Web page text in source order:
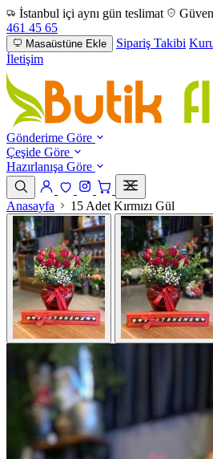
İstanbul içi aynı gün teslimat
461 45 65
Masaüstüne Ekle Sipariş Takibi
İletişim
Gönderime Göre
Çeşide Göre
Hazırlanışa Göre
Anasayfa 15 Adet Kırmızı Gül